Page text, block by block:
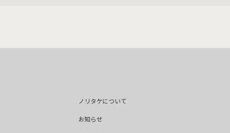
ノリタケについて
お知らせ